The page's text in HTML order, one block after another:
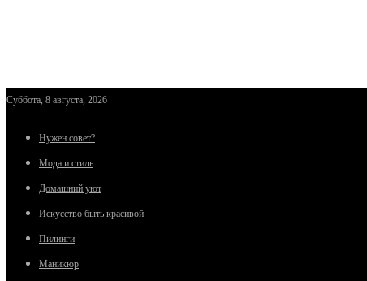
Суббота, 8 августа, 2026
Нужен совет?
Мода и стиль
Домашний уют
Искусство быть красивой
Пилинги
Маникюр